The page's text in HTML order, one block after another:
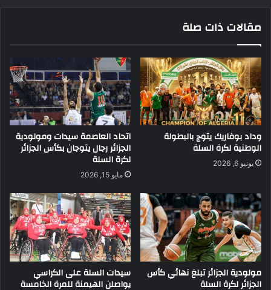
مقالات ذات صلة
وداد بوفاريك يتوج بالبطولة
الوطنية لكرة السلة
يونيو 6, 2026
اتحاد العاصمة سيدات ومولودية
الجزائر رجال يتوجان بكأس الجزائر
لكرة السلة
مايو 15, 2026
مولودية الجزائر تبلغ نهائي كأس
الجزائر لكرة السلة
سيدات السلة على الكراسي
يواصلن الهيمنة للمرة الخامسة